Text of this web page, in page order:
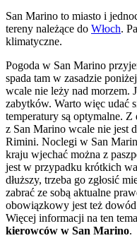
San Marino to miasto i
tereny należące do Włoch.
klimatyczne.
Pogoda w San Marino
spada tam w zasadzie
wcale nie leży nad morzem.
zabytków. Warto więc udać
temperatury są optymalne.
z San Marino wcale nie jest
Rimini. Noclegi w San
kraju wjechać można z
jest w przypadku krótkich
dłuższy, trzeba go zgłosić
zabrać ze sobą aktualne
obowiązkowy jest też
Więcej informacji na ten
kierowców w San Marino.